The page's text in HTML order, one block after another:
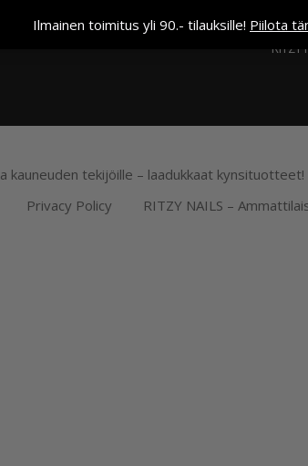
Ilmainen toimitus yli 90.- tilauksille! Piilota
kauneuden tekijöille – laadukkaat kynsituotteet!
Privacy Policy RITZY NAILS –